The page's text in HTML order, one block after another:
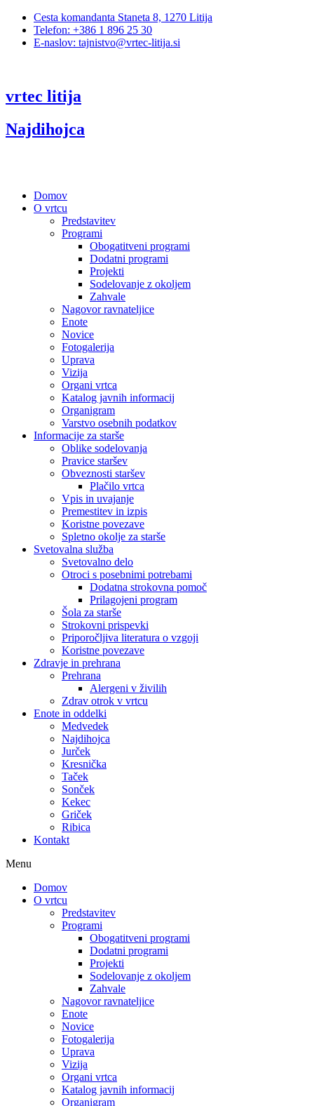
Cesta komandanta Staneta 8, 1270 Litija
Telefon: +386 1 896 25 30
E-naslov: tajnistvo@vrtec-litija.si
vrtec litija
Najdihojca
Domov
O vrtcu
Predstavitev
Programi
Obogatitveni programi
Dodatni programi
Projekti
Sodelovanje z okoljem
Zahvale
Nagovor ravnateljice
Enote
Novice
Fotogalerija
Uprava
Vizija
Organi vrtca
Katalog javnih informacij
Organigram
Varstvo osebnih podatkov
Informacije za starše
Oblike sodelovanja
Pravice staršev
Obveznosti staršev
Plačilo vrtca
Vpis in uvajanje
Premestitev in izpis
Koristne povezave
Spletno okolje za starše
Svetovalna služba
Svetovalno delo
Otroci s posebnimi potrebami
Dodatna strokovna pomoč
Prilagojeni program
Šola za starše
Strokovni prispevki
Priporočljiva literatura o vzgoji
Koristne povezave
Zdravje in prehrana
Prehrana
Alergeni v živilih
Zdrav otrok v vrtcu
Enote in oddelki
Medvedek
Najdihojca
Jurček
Kresnička
Taček
Sonček
Kekec
Griček
Ribica
Kontakt
Menu
Domov
O vrtcu
Predstavitev
Programi
Obogatitveni programi
Dodatni programi
Projekti
Sodelovanje z okoljem
Zahvale
Nagovor ravnateljice
Enote
Novice
Fotogalerija
Uprava
Vizija
Organi vrtca
Katalog javnih informacij
Organigram